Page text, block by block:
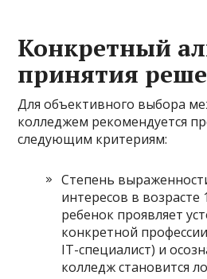
Конкретный
принятия
Для объективного выбора
колледжем рекомендуется
следующим критериям:
Степень
интересов в возрасте
ребенок проявляет
конкретной
IT-специалист) и
колледж становится